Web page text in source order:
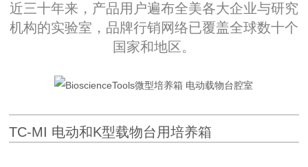
近三十年来，产品用户遍布全美各大企业与研究
机构的实验室，品牌行销网络已覆盖全球数十个
国家和地区。
TC-MI 电动和K型载物台用培养箱